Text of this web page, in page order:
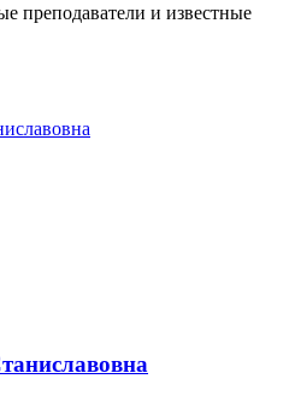
преподаватели и известные